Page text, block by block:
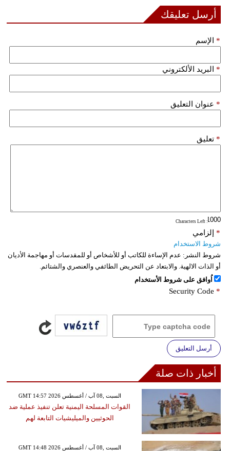
وتكنولوجيا
أرسل تعليقك
الإسم *
البريد الألكتروني *
عنوان التعليق *
تعليق *
: Characters Left
إلزامي *
شروط الاستخدام
شروط النشر: عدم الإساءة للكاتب أو للأشخاص أو للمقدسات أو مهاجمة الأديان
أو الذات الالهية. والابتعاد عن التحريض الطائفي والعنصري والشتائم.
اُوافق على شروط الأستخدام
Security Code *
أرسل التعليق
أخبار ذات صلة
GMT 14:57 2026 السبت ,08 آب / أغسطس
القوات المسلحة اليمنية تعلن تنفيذ عملية ضد
الحوثيين والميليشيات التابعة لهم
GMT 14:48 2026 السبت ,08 آب / أغسطس